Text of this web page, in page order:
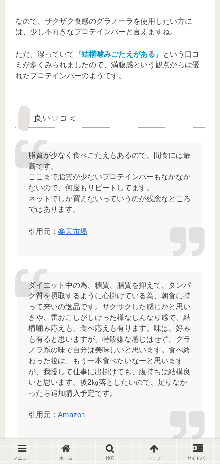
なので、ザクザク食感のグラノーラを使用したい方に
は、少し不向きなプロテインバーと言えますね。
ただ、湿っていて『結構噛みごたえがある 』という口コ
ミが多くみられましたので、満腹感という観点からは優
れたプロテインバーのようです。
良い口コミ
脂質が少なく食べごたえもあるので、間食には最
高です。
ここまで脂質が少ないプロテインバーもなかなか
ないので、何度もリピートしてます。
ネットでしか買えないっていうのが残念なところ
ではあります。
引用元： 楽天市場
ダイエット中の為、糖質、脂質を抑えて、タンパ
ク質を摂取するように心掛けている為、朝食に持
って来いの逸品です。サクサクした感じかと思い
きや、雷おこしがしけった様なしんなり感で、結
構噛み応えも、食べ応えも有ります。味は、好み
も有ると思いますが、特段嫌な感じはせず、グラ
ノラ系の味で自分は美味しいと思います。食べ終
わった後は、もう一本食べたいなーと思います
が、我慢して仕事に出掛けても、腹持ちは結構良
いと思います。後2㎏落としたいので、足りなか
ったら追加購入予定です。
引用元： Amazon
メニュー ホーム 検索 トップ サイドバー